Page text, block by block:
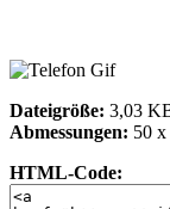
Dateigröße: 3,03
Abmessungen: 50
HTML-Code: